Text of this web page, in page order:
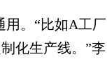
。“比如A工厂
化生产线。”李